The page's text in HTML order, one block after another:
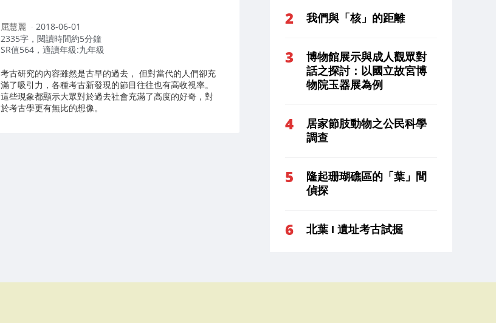
作
者：
屈慧麗
2018-06-01
2335字，閱讀時間約5分鐘
SR值564，適讀年級:九年級
考古研究的內容雖然是古早的過去， 但對當代的人們卻充
滿了吸引力，各種考古新發現的節目往往也有高收視率。
這些現象都顯示大眾對於過去社會充滿了高度的好奇，對
於考古學更有無比的想像。
我們與「核」的距離
博物館展示與成人觀眾對
話之探討：以國立故宮博
物院玉器展為例
居家節肢動物之公民科學
調查
隆起珊瑚礁區的「葉」間
偵探
北葉 I 遺址考古試掘